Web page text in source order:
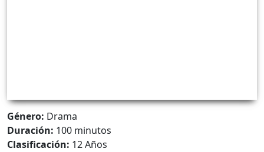
Género: Drama
Duración: 100 minutos
Clasificación: 12 Años